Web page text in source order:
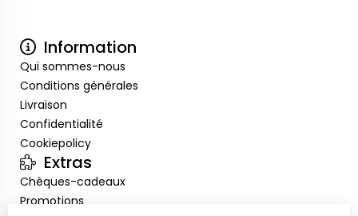
Information
Qui sommes-nous
Conditions générales
Livraison
Confidentialité
Cookiepolicy
Extras
Chèques-cadeaux
Promotions